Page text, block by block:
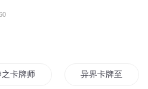
之卡牌师 异界卡牌至尊